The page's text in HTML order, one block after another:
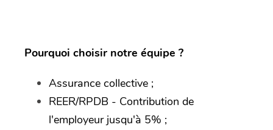
Pourquoi choisir notre équipe ?
Assurance collective ;
REER/RPDB - Contribution de
l'employeur jusqu'à 5% ;